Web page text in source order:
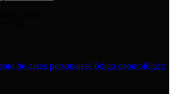
de datos personalesCódigo deontológico